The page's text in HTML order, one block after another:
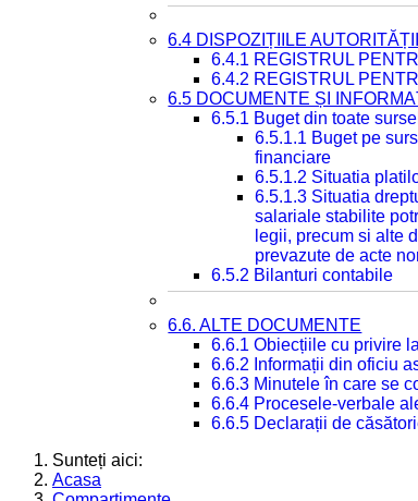
6.4 DISPOZIȚIILE
6.4.1 REGISTRUL
6.4.2 REGISTRUL
6.5 DOCUMENTE ȘI
6.5.1 Buget din toate
6.5.1.1 Buget pe
financiare
6.5.1.2 Situatia
6.5.1.3 Situatia
salariale stabilite
legii, precum si alte
prevazute de acte
6.5.2 Bilanturi contabile
6.6. ALTE DOCUMENTE
6.6.1 Obiecțiile cu privire
6.6.2 Informații din oficiu
6.6.3 Minutele în care se
6.6.4 Procesele-verbale
6.6.5 Declarații de
Sunteți aici:
Acasa